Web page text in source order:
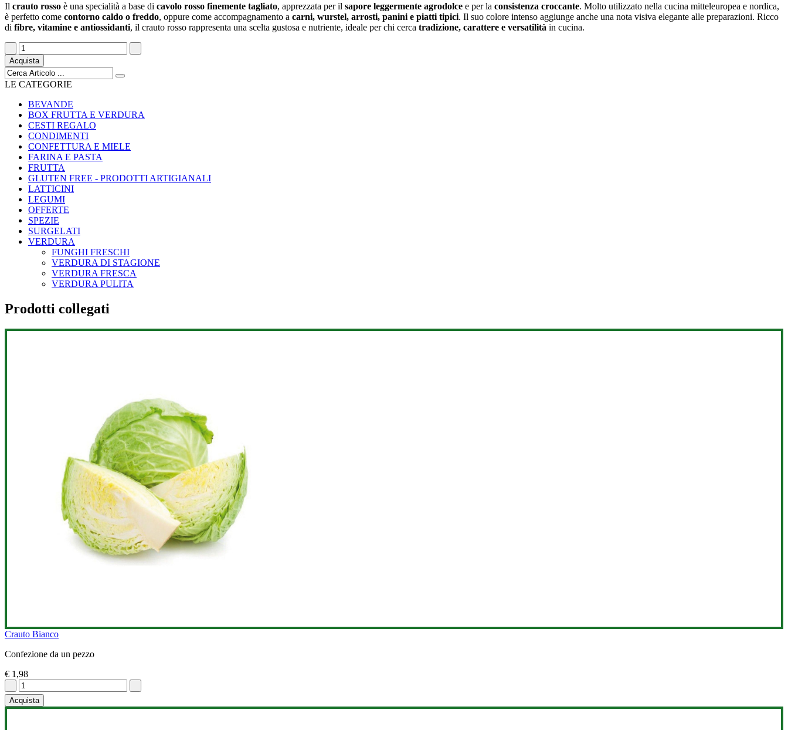
Il crauto rosso è una specialità a base di cavolo rosso finemente tagliato, apprezzata per il sapore leggermente agrodolce e per la consistenza croccante. Molto utilizzato nella cucina mitteleuropea e nordica,
è perfetto come contorno caldo o freddo, oppure come accompagnamento a carni, wurstel, arrosti, panini e piatti tipici. Il suo colore intenso aggiunge anche una nota visiva elegante alle preparazioni. Ricco
di fibre, vitamine e antiossidanti, il crauto rosso rappresenta una scelta gustosa e nutriente, ideale per chi cerca tradizione, carattere e versatilità in cucina.
Acquista
LE CATEGORIE
BEVANDE
BOX FRUTTA E VERDURA
CESTI REGALO
CONDIMENTI
CONFETTURA E MIELE
FARINA E PASTA
FRUTTA
GLUTEN FREE - PRODOTTI ARTIGIANALI
LATTICINI
LEGUMI
OFFERTE
SPEZIE
SURGELATI
VERDURA
FUNGHI FRESCHI
VERDURA DI STAGIONE
VERDURA FRESCA
VERDURA PULITA
Prodotti collegati
Crauto Bianco
Confezione da un pezzo
€ 1,98
Acquista